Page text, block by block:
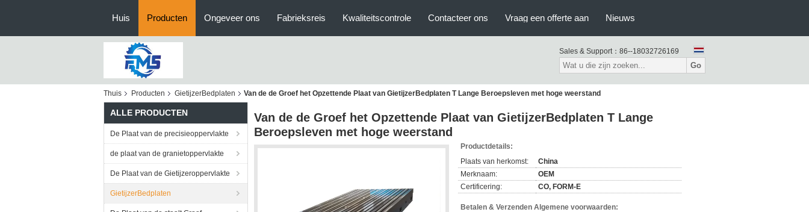
Huis Producten Ongeveer ons Fabrieksreis Kwaliteitscontrole Contacteer ons Vraag een offerte aan Nieuws
Sales & Support： 86--18032726169
Go
Thuis Producten GietijzerBedplaten Van de de Groef het Opzettende Plaat van GietijzerBedplaten T Lange Beroepsleven met hoge weerstand
ALLE PRODUCTEN
De Plaat van de precisieoppervlakte
de plaat van de granietoppervlakte
De Plaat van de Gietijzeroppervlakte
GietijzerBedplaten
Van de de Groef het Opzettende Plaat van GietijzerBedplaten T Lange
Beroepsleven met hoge weerstand
Productdetails:
Plaats van herkomst:
China
Merknaam:
OEM
Certificering:
CO, FORM-E
Betalen & Verzenden Algemene voorwaarden: